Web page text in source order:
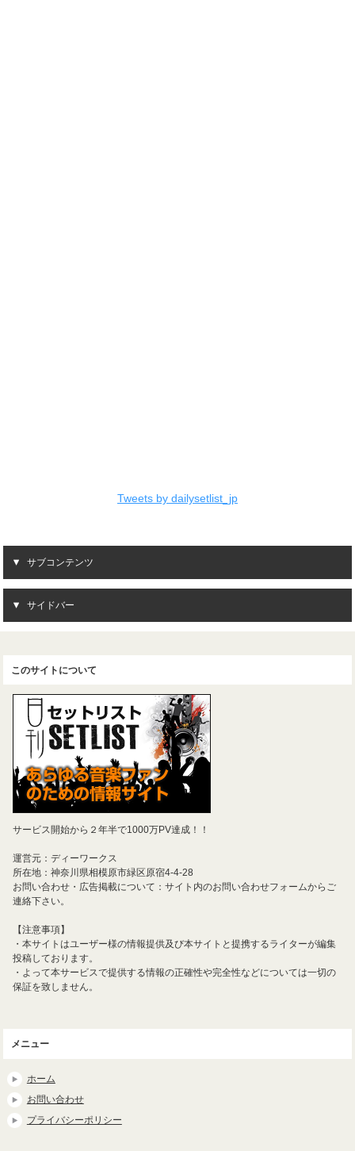
Tweets by dailysetlist_jp
サブコンテンツ
サイドバー
このサイトについて
サービス開始から２年半で1000万PV達成！！
運営元：ディーワークス
所在地：神奈川県相模原市緑区原宿4-4-28
お問い合わせ・広告掲載について：サイト内のお問い合わせフォームからご
連絡下さい。
【注意事項】
・本サイトはユーザー様の情報提供及び本サイトと提携するライターが編集
投稿しております。
・よって本サービスで提供する情報の正確性や完全性などについては一切の
保証を致しません。
メニュー
ホーム
お問い合わせ
プライバシーポリシー